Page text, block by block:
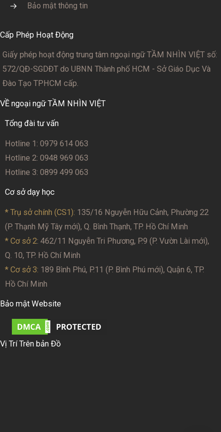
Bảo mật thông tin
Cấp Phép Hoạt Động
Giấy phép hoạt động trung tâm ngoại ngữ TẦM NHÌN VIỆT số:
572/QĐ-SGDĐT do UBNN Thành phố HCM - Sở Giáo Dục Và
Đào Tạo TPHCM cấp.
VỀ ngoại ngữ TẦM NHÌN VIỆT
Tổng đài tư vấn
Hotline 1: 0979 614 063
Hotline 2: 0948 969 063
Hotline 3: 0899 499 063
Cơ sở dạy học
* Trụ sở chính (CS1): 135/16 Nguyễn Hữu Cảnh, Phường 22
(P. Thạnh Mỹ Tây mới), Q. Bình Thạnh, TP. Hồ Chí Minh
* Cơ sở 2: 462/11 Nguyễn Tri Phương, P.9 (P. Vườn Lài mới),
Q. 10, TP. Hồ Chí Minh
* Cơ sở 3: 189 Bình Phú, P.11 (P. Bình Phú mới), Quận 6, TP.
Hồ Chí Minh
Bảo mật Website
Vị Trí Trên bản Đồ